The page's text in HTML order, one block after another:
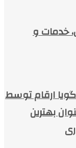
خدمات و
ارقام توسط
بهترین